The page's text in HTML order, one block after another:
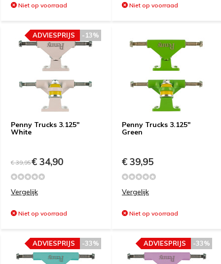
Niet op voorraad Niet op voorraad
Penny Trucks 3.125''
White
-13%
ADVIESPRIJS
€ 39,95€ 34,90
Vergelijk
Niet op voorraad
Penny Trucks 3.125''
Green
€ 39,95
Vergelijk
Niet op voorraad
-33%
ADVIESPRIJS -33%
ADVIESPRIJS